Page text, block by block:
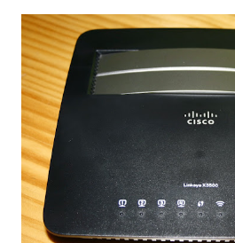
mettere una firma alle E-Mail.